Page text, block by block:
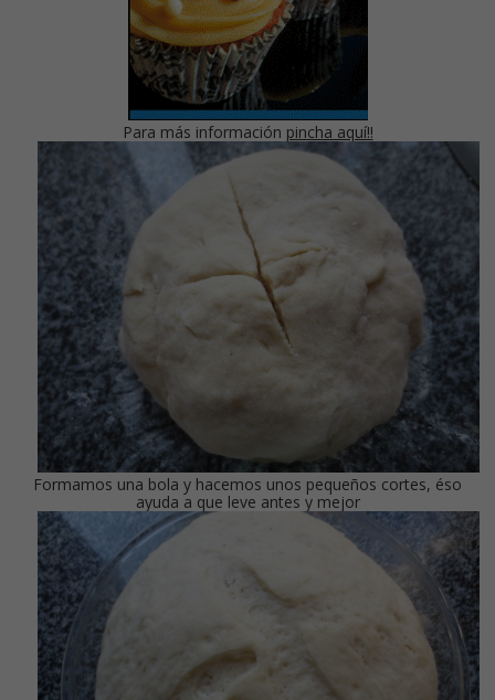
Para más información pincha aquí!!
Formamos una bola y hacemos unos pequeños cortes, éso
ayuda a que leve antes y mejor